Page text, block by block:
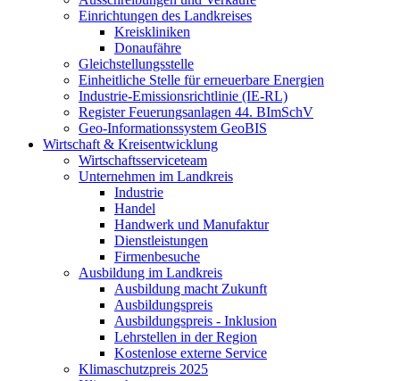
Einrichtungen des Landkreises
Kreiskliniken
Donaufähre
Gleichstellungsstelle
Einheitliche Stelle für erneuerbare Energien
Industrie-Emissionsrichtlinie (IE-RL)
Register Feuerungsanlagen 44. BImSchV
Geo-Informationssystem GeoBIS
Wirtschaft & Kreisentwicklung
Wirtschaftsserviceteam
Unternehmen im Landkreis
Industrie
Handel
Handwerk und Manufaktur
Dienstleistungen
Firmenbesuche
Ausbildung im Landkreis
Ausbildung macht Zukunft
Ausbildungspreis
Ausbildungspreis - Inklusion
Lehrstellen in der Region
Kostenlose externe Service
Klimaschutzpreis 2025